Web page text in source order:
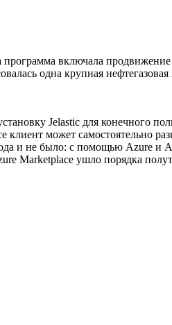
программа включала
одна крупная
Jelastic для конечного
может самостоятельно
и не было: с помощью Azure и
Marketplace ушло порядка